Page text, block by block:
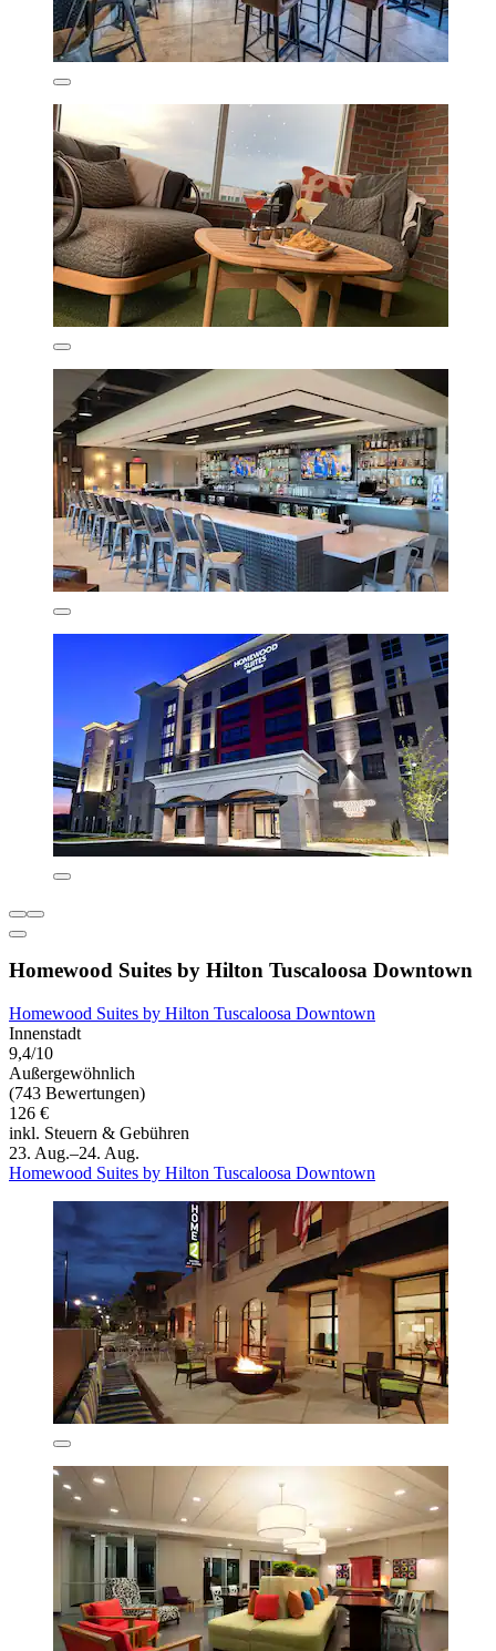
Homewood Suites by Hilton Tuscaloosa Downtown
Homewood Suites by Hilton Tuscaloosa Downtown
Innenstadt
9,4/10
Außergewöhnlich
(743 Bewertungen)
126 €
inkl. Steuern & Gebühren
23. Aug.–24. Aug.
Homewood Suites by Hilton Tuscaloosa Downtown